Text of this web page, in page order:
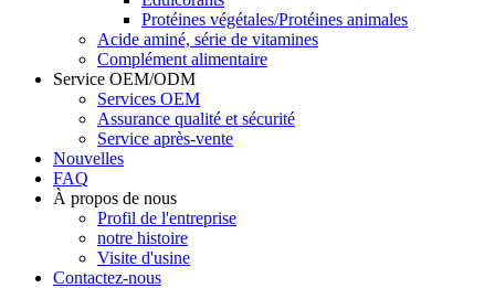
Protéines végétales/Protéines animales
Acide aminé, série de vitamines
Complément alimentaire
Service OEM/ODM
Services OEM
Assurance qualité et sécurité
Service après-vente
Nouvelles
FAQ
À propos de nous
Profil de l'entreprise
notre histoire
Visite d'usine
Contactez-nous